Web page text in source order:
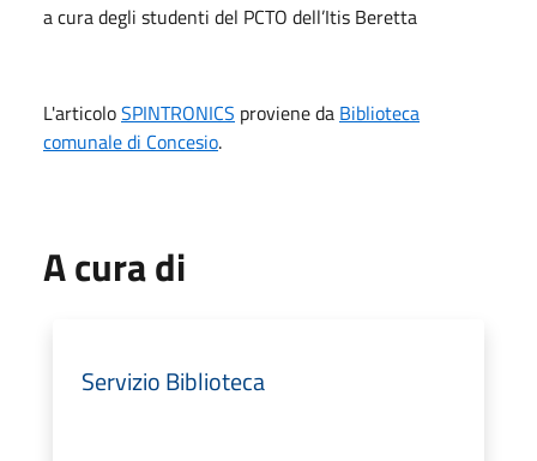
a cura degli studenti del PCTO dell’Itis Beretta
L'articoloSPINTRONICS proviene da Biblioteca
comunale di Concesio.
A cura di
Servizio Biblioteca